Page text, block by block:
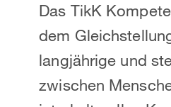
Das TikK
dem
langjährige und
zwischen